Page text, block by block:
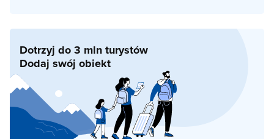
Dotrzyj do 3 mln turystów
Dodaj swój obiekt